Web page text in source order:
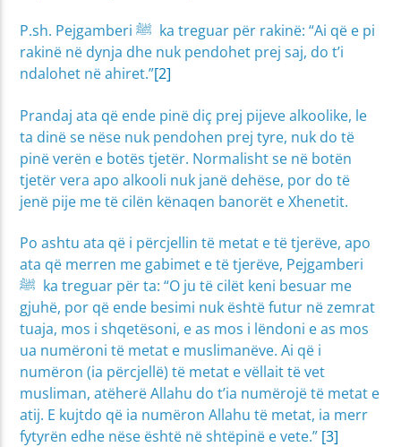
P.sh. Pejgamberi ﷺ ka treguar për rakinë: “Ai që e pi
rakinë në dynja dhe nuk pendohet prej saj, do t’i
ndalohet në ahiret.”[2]
Prandaj ata që ende pinë diç prej pijeve alkoolike, le
ta dinë se nëse nuk pendohen prej tyre, nuk do të
pinë verën e botës tjetër. Normalisht se në botën
tjetër vera apo alkooli nuk janë dehëse, por do të
jenë pije me të cilën kënaqen banorët e Xhenetit.
Po ashtu ata që i përcjellin të metat e të tjerëve, apo
ata që merren me gabimet e të tjerëve, Pejgamberi
ﷺ ka treguar për ta: “O ju të cilët keni besuar me
gjuhë, por që ende besimi nuk është futur në zemrat
tuaja, mos i shqetësoni, e as mos i lëndoni e as mos
ua numëroni të metat e muslimanëve. Ai që i
numëron (ia përcjellë) të metat e vëllait të vet
musliman, atëherë Allahu do t’ia numërojë të metat e
atij. E kujtdo që ia numëron Allahu të metat, ia merr
fytyrën edhe nëse është në shtëpinë e vete.” [3]